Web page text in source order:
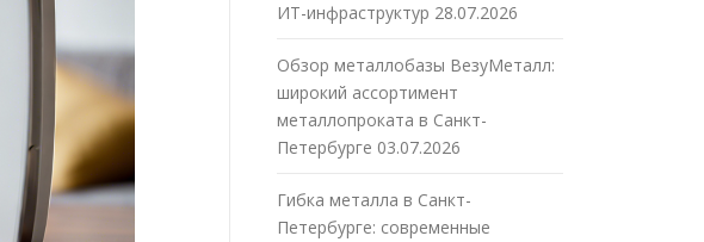
ИТ-инфраструктур 28.07.2026
Обзор металлобазы ВезуМеталл:
широкий ассортимент
металлопроката в Санкт-
Петербурге 03.07.2026
Гибка металла в Санкт-
Петербурге: современные